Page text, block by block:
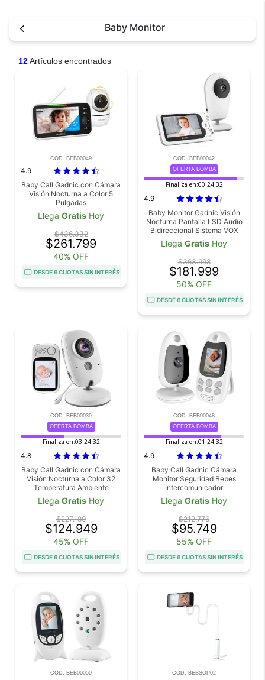
Baby Monitor
12Artículos encontrados
COD. BEB00049
4.9
Baby Call Gadnic con Cámara
Visión Nocturna a Color 5
Pulgadas
Llega Gratis Hoy
$436.332
$261.799
40% OFF
DESDE 6 CUOTAS SIN INTERÉS
COD. BEB00042
OFERTA BOMBA
Finaliza en:00:24:32
4.9
Baby Monitor Gadnic Visión
Nocturna Pantalla LSD Audio
Bidireccional Sistema VOX
Llega Gratis Hoy
$363.998
$181.999
50% OFF
DESDE 6 CUOTAS SIN INTERÉS
COD. BEB00039
OFERTA BOMBA
Finaliza en:03:24:32
4.8
Baby Call Gadnic con Cámara
Visión Nocturna a Color 32
Temperatura Ambiente
Llega Gratis Hoy
$227.180
$124.949
45% OFF
DESDE 6 CUOTAS SIN INTERÉS
COD. BEB00048
OFERTA BOMBA
Finaliza en:01:24:32
4.9
Baby Call Gadnic Cámara
Monitor Seguridad Bebes
Intercomunicador
Llega Gratis Hoy
$212.776
$95.749
55% OFF
DESDE 6 CUOTAS SIN INTERÉS
COD. BEB00050 COD. BEBSOP02